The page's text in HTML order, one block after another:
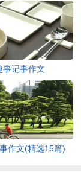
事记事作文
作文(精选15篇)